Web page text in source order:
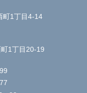
町1丁目4-14
1丁目20-19